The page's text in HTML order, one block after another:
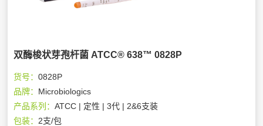
双酶梭状芽孢杆菌 ATCC® 638™ 0828P
货号：0828P
品牌： Microbiologics
产品系列：ATCC | 定性 | 3代 | 2&6支装
包装： 2支/包